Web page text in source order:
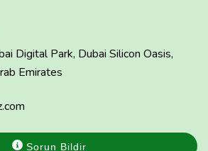
Digital Park, Dubai Silicon Oasis,
Emirates
Sorun Bildir